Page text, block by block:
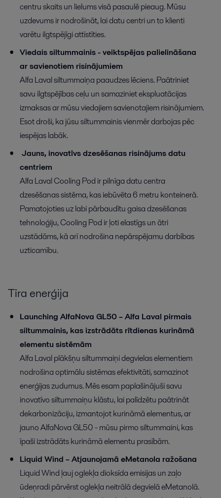
centru skaits un lielums visā pasaulē pieaug. Mūsu
uzdevums ir nodrošināt, lai datu centri un to klienti
varētu ilgtspējīgi attīstīties.
Viedais siltummainis - veiktspējas palielināšana
ar savienotiem risinājumiem
Alfa Laval siltummaiņa paaudzes lēciens. Paātriniet
savu ilgtspējības ceļu un samaziniet ekspluatācijas
izmaksas ar mūsu viedajiem savienotajiem risinājumiem.
Esot droši, ka jūsu siltummainis vienmēr darbojas pēc
iespējas labāk.
Jauns, inovatīvs dzesēšanas risinājums datu
centriem
Alfa Laval Cooling Pod ir pilnīga datu centra
dzesēšanas sistēma, kas iebūvēta 6 metru konteinerā.
Pamatojoties uz labi pārbaudītu gaisa dzesēšanas
tehnoloģiju, Cooling Pod ir ļoti elastīgs un ātri
uzstādāms, kā arī nodrošina nepārspējamu darbības
uzticamību.
Tīra enerģija
Launching AlfaNova GL50 –Alfa Laval pirmais
siltummainis, kas izstrādāts rītdienas kurināmā
elementu sistēmām
Alfa Laval plākšņu siltummaiņi degvielas elementiem
nodrošina optimālu sistēmas efektivitāti, samazinot
enerģijas zudumus. Mēs esam paplašinājuši savu
inovatīvo siltummaiņu klāstu, lai palīdzētu paātrināt
dekarbonizāciju, izmantojot kurināmā elementus, ar
jauno AlfaNova GL50 - mūsu pirmo siltummaini, kas
īpaši izstrādāts kurināmā elementu prasībām.
Liquid Wind – Atjaunojamā eMetanola ražošana
Liquid Wind ļauj oglekļa dioksīda emisijas un zaļo
ūdeņradi pārvērst oglekļa neitrālā degvielā eMetanolā.